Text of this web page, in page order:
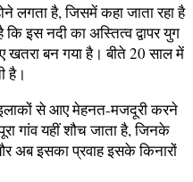
लगता है, जिसमें कहा जाता रहा है
इस नदी का अस्तित्व द्वापर युग
खतरा बन गया है। बीते 20 साल में
है।
इलाकों से आए मेहनत-मजदूरी करने
गांव यहीं शौच जाता है, जिनके
अब इसका प्रवाह इसके किनारों